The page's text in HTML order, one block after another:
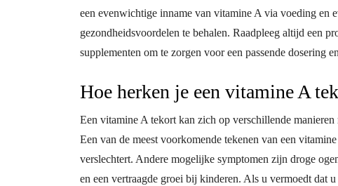
een evenwichtige inname van vitamine A via voeding en
gezondheidsvoordelen te behalen. Raadpleeg altijd een
supplementen om te zorgen voor een passende dosering
Hoe herken je een vitamine A
Een vitamine A tekort kan zich op verschillende
Een van de meest voorkomende tekenen van een
verslechtert. Andere mogelijke symptomen zijn droge
en een vertraagde groei bij kinderen. Als u vermoedt dat